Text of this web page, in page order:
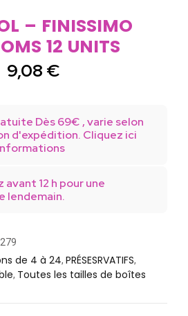
– FINISSIMO
12 UNITS
9,08 €
Dès 69€ , varie selon
d'expédition. Cliquez ici
avant 12 h pour une
lendemain.
de 4 à 24, PRÉSESRVATIFS,
, Toutes les tailles de boîtes